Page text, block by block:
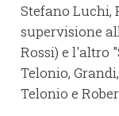
Stefano Luchi,
supervisione
Rossi) e l'altro
Telonio,
Telonio e